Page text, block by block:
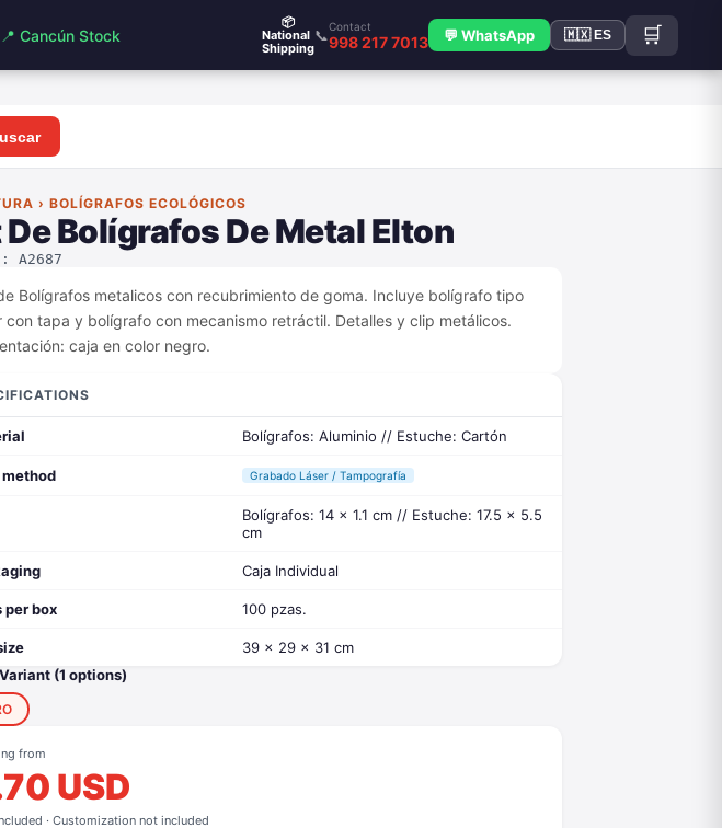
📍 Cancún Stock
📦
National
Shipping
📞
Contact
998 217 7013 💬 WhatsApp 🇲🇽 ES 🛒
› BOLÍGRAFOS ECOLÓGICOS
De Bolígrafos De Metal Elton
A2687
Bolígrafos metalicos con recubrimiento de goma. Incluye bolígrafo tipo
con tapa y bolígrafo con mecanismo retráctil. Detalles y clip metálicos.
caja en color negro.
Bolígrafos: Aluminio // Estuche: Cartón
Grabado Láser / Tampografía
Bolígrafos: 14 x 1.1 cm // Estuche: 17.5 x 5.5
cm
Caja Individual
per box 100 pzas.
39 x 29 x 31 cm
(1 options)
from
USD
· Customization not included